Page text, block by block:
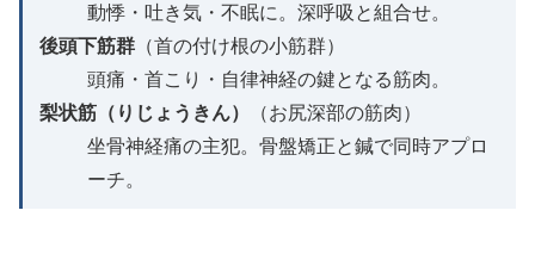
動悸・吐き気・不眠に。深呼吸と組合せ。
後頭下筋群 （首の付け根の小筋群）
頭痛・首こり・自律神経の鍵となる筋肉。
梨状筋（りじょうきん）
（お尻深部の筋肉）
坐骨神経痛の主犯。骨盤矯正と鍼で同時アプロ
ーチ。